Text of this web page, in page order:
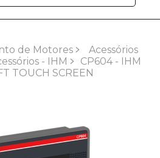
de Motores
Acessórios
- IHM
CP604 - IHM
TOUCH SCREEN